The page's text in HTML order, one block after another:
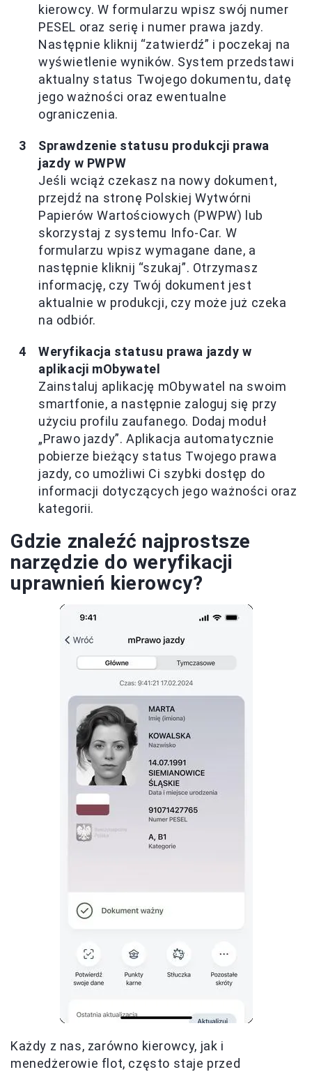
kierowcy. W formularzu wpisz swój numer
PESEL oraz serię i numer prawa jazdy.
Następnie kliknij “zatwierdź” i poczekaj na
wyświetlenie wyników. System przedstawi
aktualny status Twojego dokumentu, datę
jego ważności oraz ewentualne
ograniczenia.
Sprawdzenie statusu produkcji prawa
jazdy w PWPW
Jeśli wciąż czekasz na nowy dokument,
przejdź na stronę Polskiej Wytwórni
Papierów Wartościowych (PWPW) lub
skorzystaj z systemu Info-Car. W
formularzu wpisz wymagane dane, a
następnie kliknij “szukaj”. Otrzymasz
informację, czy Twój dokument jest
aktualnie w produkcji, czy może już czeka
na odbiór.
Weryfikacja statusu prawa jazdy w
aplikacji mObywatel
Zainstaluj aplikację mObywatel na swoim
smartfonie, a następnie zaloguj się przy
użyciu profilu zaufanego. Dodaj moduł
„Prawo jazdy”. Aplikacja automatycznie
pobierze bieżący status Twojego prawa
jazdy, co umożliwi Ci szybki dostęp do
informacji dotyczących jego ważności oraz
kategorii.
Gdzie znaleźć najprostsze
narzędzie do weryfikacji
uprawnień kierowcy?
Każdy z nas, zarówno kierowcy, jak i
menedżerowie flot, często staje przed